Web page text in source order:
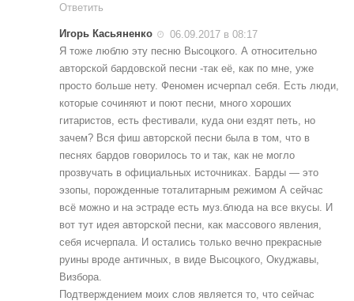
Ответить
Игорь Касьяненко
06.09.2017 в 08:17
Я тоже люблю эту песню Высоцкого. А относительно
авторской бардовской песни -так её, как по мне, уже
просто больше нету. Феномен исчерпал себя. Есть люди,
которые сочиняют и поют песни, много хороших
гитаристов, есть фестивали, куда они ездят петь, но
зачем? Вся фиш авторской песни была в том, что в
песнях бардов говорилось то и так, как не могло
прозвучать в официальных источниках. Барды — это
эзопы, порожденные тоталитарным режимом А сейчас
всё можно и на эстраде есть муз.блюда на все вкусы. И
вот тут идея авторской песни, как массового явления,
себя исчерпала. И остались только вечно прекрасные
руины вроде античных, в виде Высоцкого, Окуджавы,
Визбора.
Подтверждением моих слов является то, что сейчас